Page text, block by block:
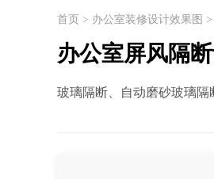
首页 > 办公室装修设计效果图 >
办公室屏风隔
玻璃隔断、自动磨砂玻璃隔